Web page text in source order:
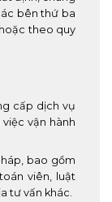
bên thứ ba
theo quy
cấp dịch vụ
vận hành
bao gồm
viên, luật
tư vấn khác.